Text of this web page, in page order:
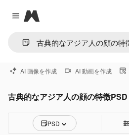
Close menu
Magnific
AI 画像を作成 AI 動画を作成
古典的なアジア人の顔の特徴PSD
PSD